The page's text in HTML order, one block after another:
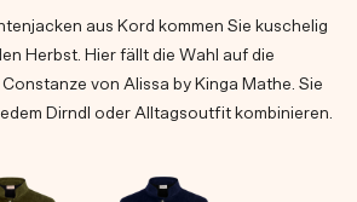
aus Kord kommen Sie kuschelig
Herbst. Hier fällt die Wahl auf die
von Alissa by Kinga Mathe. Sie
Dirndl oder Alltagsoutfit kombinieren.